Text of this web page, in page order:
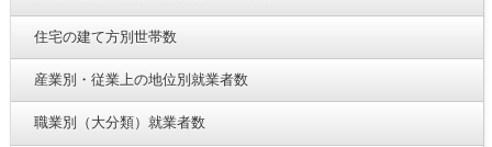
住宅の建て方別世帯数
産業別・従業上の地位別就業者数
職業別（大分類）就業者数